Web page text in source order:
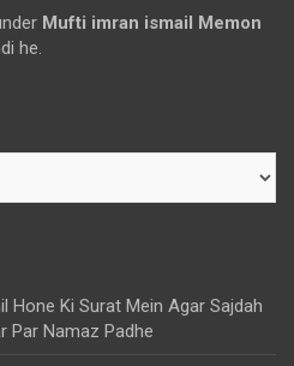
Mufti imran ismail Memon
he.
Hone Ki Surat Mein Agar Sajdah
Par Namaz Padhe